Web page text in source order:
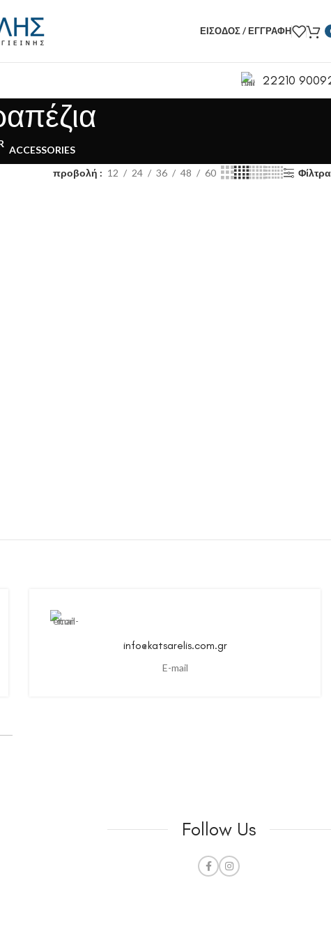
ΕΊΣΟΔΟΣ / ΕΓΓΡΑΦΉ
22210
ACCESSORIES
προβολή 12 24 36 48 60 Φίλτρα
info@katsarelis.com.gr
E-mail
Follow Us